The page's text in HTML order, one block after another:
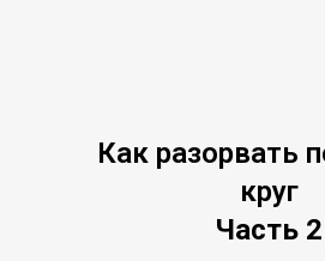
Как разорвать
круг
Часть 2